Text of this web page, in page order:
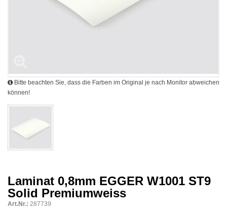
Bitte beachten Sie, dass die Farben im Original je nach Monitor abweichen
können!
Laminat 0,8mm EGGER W1001 ST9
Solid Premiumweiss
Art.Nr.: 287739